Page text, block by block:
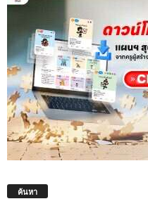
ค้นหา